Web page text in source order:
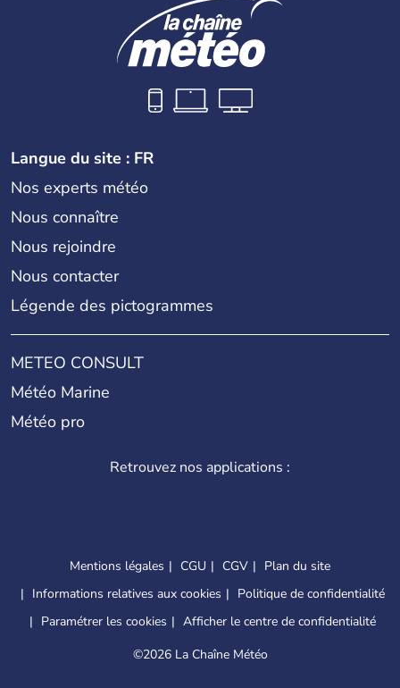
Langue du site : FR
Nos experts météo
Nous connaître
Nous rejoindre
Nous contacter
Légende des pictogrammes
METEO CONSULT
Météo Marine
Météo pro
Retrouvez nos applications :
Mentions légales CGU CGV
Plan du site
Informations relatives aux cookies
Politique de confidentialité
Paramétrer les cookies
Afficher le centre de confidentialité
©2026 La Chaîne Météo